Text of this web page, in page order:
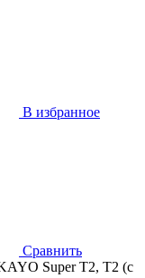
В избранное
Сравнить
Super T2, T2 (с